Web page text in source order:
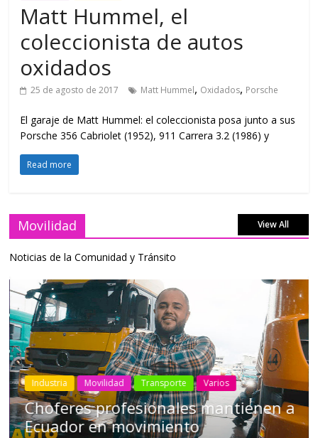
Matt Hummel, el
coleccionista de autos
oxidados
25 de agosto de 2017 Matt Hummel, Oxidados, Porsche
El garaje de Matt Hummel: el coleccionista posa junto a sus
Porsche 356 Cabriolet (1952), 911 Carrera 3.2 (1986) y
Read more
Movilidad View All
Noticias de la Comunidad y Tránsito
Industria Movilidad Transporte Varios
Choferes profesionales mantienen a
Ecuador en movimiento